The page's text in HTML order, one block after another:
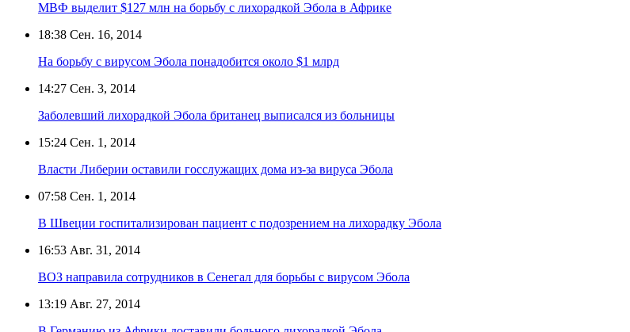
МВФ выделит $127 млн на борьбу с лихорадкой Эбола в Африке
18:38 Сен. 16, 2014
На борьбу с вирусом Эбола понадобится около $1 млрд
14:27 Сен. 3, 2014
Заболевший лихорадкой Эбола британец выписался из больницы
15:24 Сен. 1, 2014
Власти Либерии оставили госслужащих дома из-за вируса Эбола
07:58 Сен. 1, 2014
В Швеции госпитализирован пациент с подозрением на лихорадку Эбола
16:53 Авг. 31, 2014
ВОЗ направила сотрудников в Сенегал для борьбы с вирусом Эбола
13:19 Авг. 27, 2014